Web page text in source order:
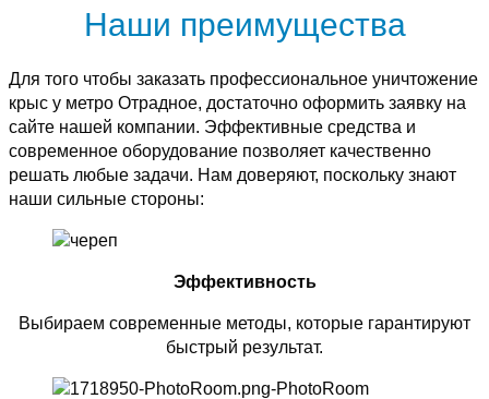
Наши преимущества
Для того чтобы заказать профессиональное уничтожение
крыс у метро Отрадное, достаточно оформить заявку на
сайте нашей компании. Эффективные средства и
современное оборудование позволяет качественно
решать любые задачи. Нам доверяют, поскольку знают
наши сильные стороны:
Эффективность
Выбираем современные методы, которые гарантируют
быстрый результат.